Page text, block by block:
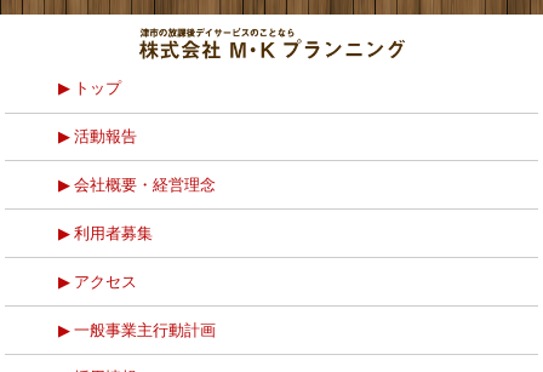
トップ
活動報告
会社概要・経営理念
利用者募集
アクセス
一般事業主行動計画